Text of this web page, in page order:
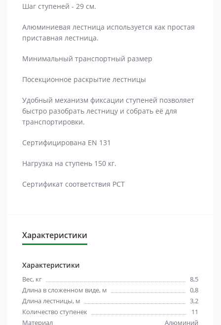
Шаг ступеней - 29 см.
Алюминиевая лестница используется как простая
приставная лестница.
Минимальный транспортный размер
Посекционное раскрытие лестницы
Удобный механизм фиксации ступеней позволяет
быстро разобрать лестницу и собрать её для
транспортировки.
Сертифицирована EN 131
Нагрузка на ступень 150 кг.
Сертификат соответствия РСТ
Характеристики
Характеристики
Вес, кг
8,5
Длина в сложенном виде, м
0,8
Длина лестницы, м
3,2
Количество ступенек
11
Материал
Алюминий